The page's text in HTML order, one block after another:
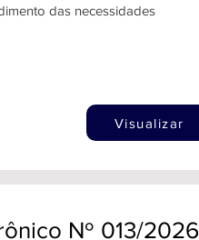
das necessidades
Visualizar
Nº 013/2026